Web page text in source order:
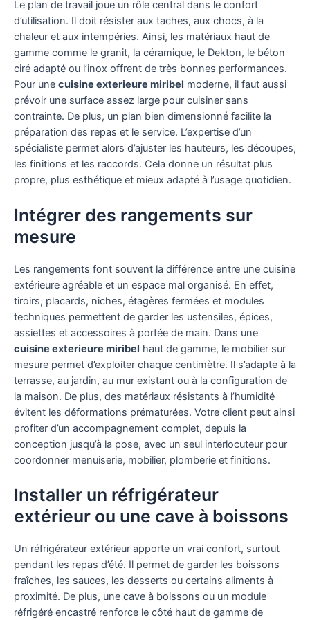
Le plan de travail joue un rôle central dans le confort
d’utilisation. Il doit résister aux taches, aux chocs, à la
chaleur et aux intempéries. Ainsi, les matériaux haut de
gamme comme le granit, la céramique, le Dekton, le béton
ciré adapté ou l’inox offrent de très bonnes performances.
Pour une cuisine exterieure miribel moderne, il faut aussi
prévoir une surface assez large pour cuisiner sans
contrainte. De plus, un plan bien dimensionné facilite la
préparation des repas et le service. L’expertise d’un
spécialiste permet alors d’ajuster les hauteurs, les découpes,
les finitions et les raccords. Cela donne un résultat plus
propre, plus esthétique et mieux adapté à l’usage quotidien.
Intégrer des rangements sur
mesure
Les rangements font souvent la différence entre une cuisine
extérieure agréable et un espace mal organisé. En effet,
tiroirs, placards, niches, étagères fermées et modules
techniques permettent de garder les ustensiles, épices,
assiettes et accessoires à portée de main. Dans une
cuisine exterieure miribel haut de gamme, le mobilier sur
mesure permet d’exploiter chaque centimètre. Il s’adapte à la
terrasse, au jardin, au mur existant ou à la configuration de
la maison. De plus, des matériaux résistants à l’humidité
évitent les déformations prématurées. Votre client peut ainsi
profiter d’un accompagnement complet, depuis la
conception jusqu’à la pose, avec un seul interlocuteur pour
coordonner menuiserie, mobilier, plomberie et finitions.
Installer un réfrigérateur
extérieur ou une cave à boissons
Un réfrigérateur extérieur apporte un vrai confort, surtout
pendant les repas d’été. Il permet de garder les boissons
fraîches, les sauces, les desserts ou certains aliments à
proximité. De plus, une cave à boissons ou un module
réfrigéré encastré renforce le côté haut de gamme de